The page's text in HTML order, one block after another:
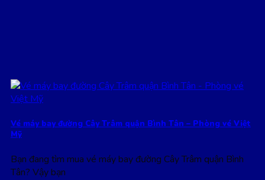
Vé máy bay đường Cây Trâm quận Bình Tân – Phòng vé Việt
Mỹ
Bạn đang tìm mua vé máy bay đường Cây Trâm quận Bình
Tân? Vậy bạn